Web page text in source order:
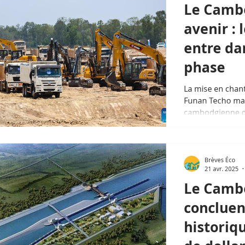
Le
avenir :
entre
phase
La mise en
Funan Techo
cambodgienne
Le
Brèves Éco
21 avr. 2025